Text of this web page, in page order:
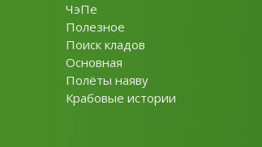
ЧэПе
Полезное
Поиск кладов
Основная
Полёты наяву
Крабовые истории